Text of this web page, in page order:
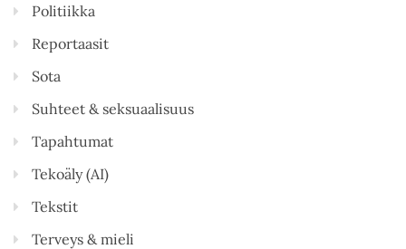
Politiikka
Reportaasit
Sota
Suhteet & seksuaalisuus
Tapahtumat
Tekoäly (AI)
Tekstit
Terveys & mieli